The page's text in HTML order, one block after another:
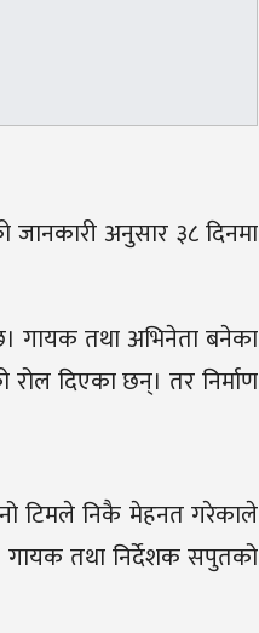
अनुसार ३८ दिनमा
गायक तथा अभिनेता बनेका
दिएका छन्। तर निर्माण
टिमले निकै मेहनत गरेकाले
तथा निर्देशक सपुतको